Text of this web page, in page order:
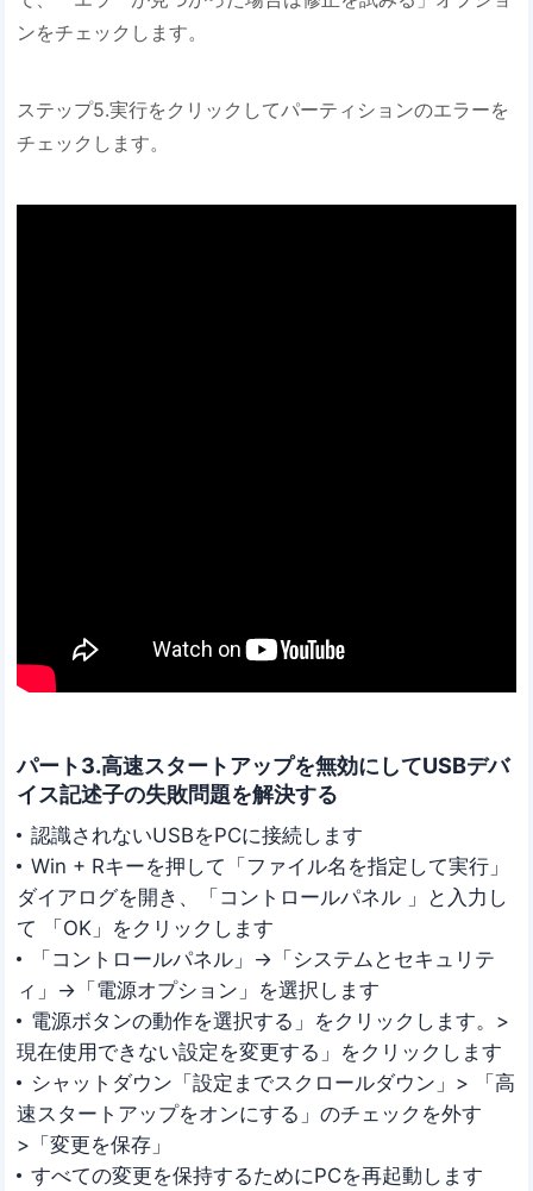
ンをチェックします。
ステップ5.実行をクリックしてパーティションのエラーを
チェックします。
パート3.高速スタートアップを無効にしてUSBデバ
イス記述子の失敗問題を解決する
認識されないUSBをPCに接続します
Win + Rキーを押して「ファイル名を指定して実行」
ダイアログを開き、「コントロールパネル 」と入力し
て 「OK」をクリックします
「コントロールパネル」→「システムとセキュリテ
ィ」→「電源オプション」を選択します
電源ボタンの動作を選択する」をクリックします。>
現在使用できない設定を変更する」をクリックします
シャットダウン「設定までスクロールダウン」> 「高
速スタートアップをオンにする」のチェックを外す
>「変更を保存」
すべての変更を保持するためにPCを再起動します